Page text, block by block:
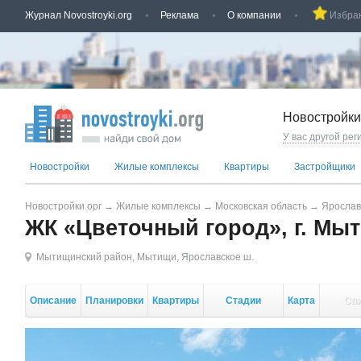
Журнал Novostroyki.org Реклама О компании
У вас другой
Новостройки Жилые комплексы Квартиры Застройщики
Новостройки.орг → Жилые комплексы → Московская область →
ЖК «Цветочный город», г.
Мытищинский район, Мытищи, Ярославское ш.
Описание Планировки Квартиры Стадии
стройки
Карта